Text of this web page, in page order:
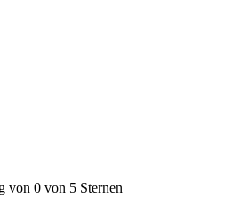
von 0 von 5 Sternen